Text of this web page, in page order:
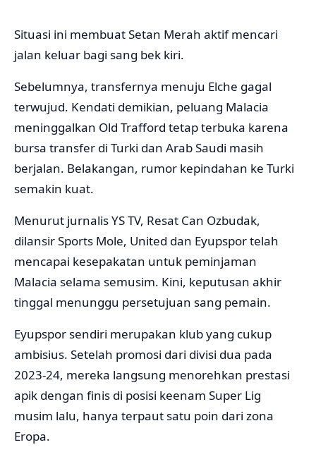
Situasi ini membuat Setan Merah aktif mencari
jalan keluar bagi sang bek kiri.
Sebelumnya, transfernya menuju Elche gagal
terwujud. Kendati demikian, peluang Malacia
meninggalkan Old Trafford tetap terbuka karena
bursa transfer di Turki dan Arab Saudi masih
berjalan. Belakangan, rumor kepindahan ke Turki
semakin kuat.
Menurut jurnalis YS TV, Resat Can Ozbudak,
dilansir Sports Mole, United dan Eyupspor telah
mencapai kesepakatan untuk peminjaman
Malacia selama semusim. Kini, keputusan akhir
tinggal menunggu persetujuan sang pemain.
Eyupspor sendiri merupakan klub yang cukup
ambisius. Setelah promosi dari divisi dua pada
2023-24, mereka langsung menorehkan prestasi
apik dengan finis di posisi keenam Super Lig
musim lalu, hanya terpaut satu poin dari zona
Eropa.